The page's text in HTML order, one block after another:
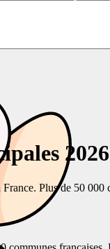
Plus de 50